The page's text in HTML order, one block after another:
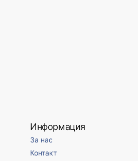
Информация
За нас
Контакт